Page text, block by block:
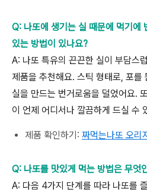
Q: 나또에 생기는 실 때문에 먹기에
있는 방법이 있나요?
A: 나또 특유의 끈끈한 실이 부담스
제품을 추천해요. 스틱 형태로, 포를
실을 만드는 번거로움을 덜었어요. 또
이 언제 어디서나 깔끔하게 드실 수
제품 확인하기 : 짜먹는나또 오리
Q: 나또를 맛있게 먹는 방법은 무엇
A: 다음 4가지 단계를 따라 나또를